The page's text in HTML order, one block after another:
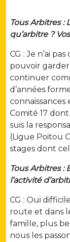
Tous Arbitres
qu’arbitre ?
CG : Je n’ai
pouvoir garder
continuer
d’années
Comité 17
suis la
(Ligue Poitou
stages dont
Tous Arbitres :
l’activité
CG : Oui
route et dans
famille, plus
nous les